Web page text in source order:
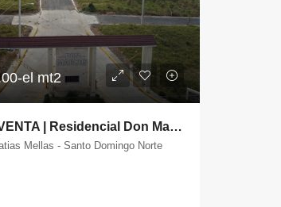
el mt2
Solares en VENTA | Residencial Don Marcos | Santo Domingo Norte
Mellas - Santo Domingo Norte